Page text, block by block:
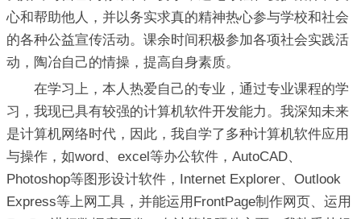
心和帮助他人，并以务实求真的精神热心参与学校和社会
的各种公益宣传活动。课余时间积极参加各项社会实践活
动，陶冶自己的情操，提高自身素质。
在学习上，本人热爱自己的专业，通过专业课程的学
习，我现已具有较强的计算机软件开发能力。我深知未来
是计算机网络时代，因此，我自学了多种计算机软件应用
与操作，如word、excel等办公软件，AutoCAD、
Photoshop等图形设计软件，Internet Explorer、Outlook
Express等上网工具，并能运用FrontPage制作网页、运用